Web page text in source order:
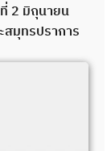
2 มิถุนายน
มุทรปราการ